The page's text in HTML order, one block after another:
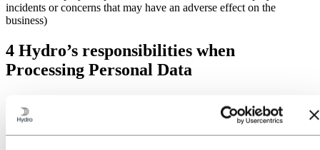
incidents or concerns that may have an adverse effect on the
business)
4 Hydro’s responsibilities when
Processing Personal Data